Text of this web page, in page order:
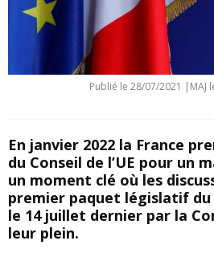
Publié le 28/07/2021 | MAJ
En janvier 2022 la France
du Conseil de l’UE pour un
un moment clé où les
premier paquet législatif du
le 14 juillet dernier par la
leur plein.